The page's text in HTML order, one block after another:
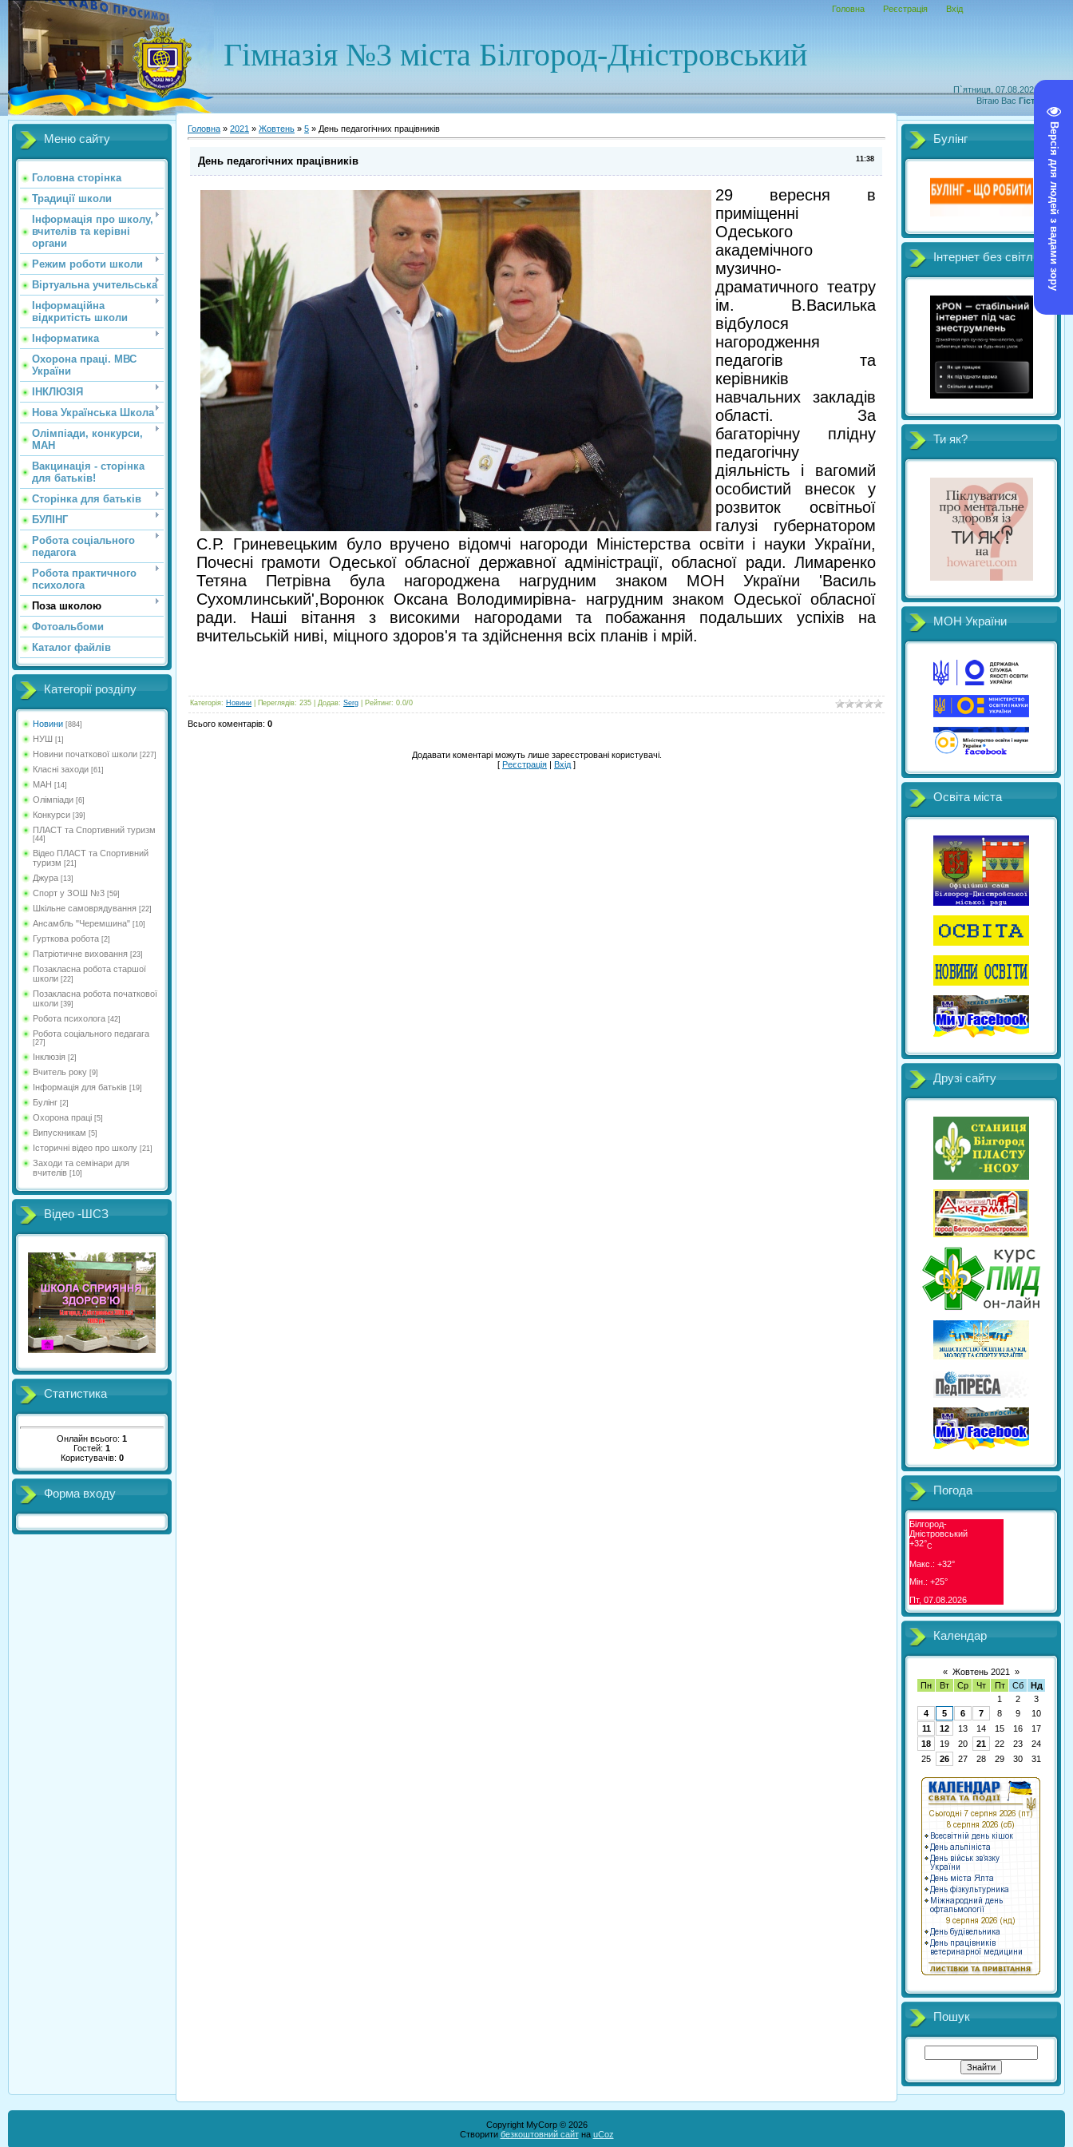
Версія для людей з вадами зору
П`ятниця, 07.08.2026, 21:13
Вітаю Вас Гість
Гімназія №3 міста Білгород-Дністровський
Головна Реєстрація Вхід
Меню сайту
Головна сторінка
Традиції школи
Інформація про школу,
вчителів та керівні
органи
Режим роботи школи
Віртуальна учительська
Інформаційна
відкритість школи
Інформатика
Охорона праці. МВС
України
ІНКЛЮЗІЯ
Нова Українська Школа
Олімпіади, конкурси,
МАН
Вакцинація - сторінка
для батьків!
Сторінка для батьків
БУЛІНГ
Робота соціального
педагога
Робота практичного
психолога
Поза школою
Фотоальбоми
Каталог файлів
Категорії розділу
Новини [884]
НУШ [1]
Новини початкової школи [227]
Класні заходи [61]
МАН [14]
Олімпіади [6]
Конкурси [39]
ПЛАСТ та Спортивний туризм
[44]
Відео ПЛАСТ та Спортивний
туризм [21]
Джура [13]
Спорт у ЗОШ №3 [59]
Шкільне самоврядування [22]
Ансамбль "Черемшина" [10]
Гурткова робота [2]
Патріотичне виховання [23]
Позакласна робота старшої
школи [22]
Позакласна робота початкової
школи [39]
Робота психолога [42]
Робота соціального педагага
[27]
Інклюзія [2]
Вчитель року [9]
Інформація для батьків [19]
Булінг [2]
Охорона праці [5]
Випускникам [5]
Історичні відео про школу [21]
Заходи та семінари для
вчителів [10]
Відео -ШСЗ
Статистика
Онлайн всього: 1
Гостей: 1
Користувачів: 0
Форма входу
Головна » 2021 » Жовтень » 5 » День педагогічних працівників
11:38
День педагогічних працівників
29 вересня в
приміщенні
Одеського
академічного
музично-
драматичного театру
ім. В.Василька
відбулося
нагородження
педагогів та
керівників
навчальних закладів
області. За
багаторічну плідну
педагогічну
діяльність і вагомий
особистий внесок у
розвиток освітньої
галузі губернатором
С.Р. Гриневецьким було вручено відомчі нагороди Міністерства освіти і науки України,
Почесні грамоти Одеської обласної державної адміністрації, обласної ради. Лимаренко
Тетяна Петрівна була нагороджена нагрудним знаком МОН України 'Василь
Сухомлинський',Воронюк Оксана Володимирівна- нагрудним знаком Одеської обласної
ради. Наші вітання з високими нагородами та побажання подальших успіхів на
вчительській ниві, міцного здоров'я та здійснення всіх планів і мрій.
Категорія: Новини Переглядів: 235 | Додав: Serg Рейтинг: 0.0/0
Всього коментарів: 0
Додавати коментарі можуть лише зареєстровані користувачі.
[ Реєстрація | Вхід ]
Булінг
Інтернет без світл
Ти як?
МОН України
Освіта міста
Друзі сайту
Погода
Білгород-
Дністровський
+32°C
Макс.: +32°
Мін.: +25°
Пт, 07.08.2026
Календар
« Жовтень 2021
»
Пн
Вт Ср Чт Пт Сб
Нд
1
2
3
4
5 6 7 8 9
10
11
12 13 14 15 16
17
18
19 20 21 22 23
24
25
26 27 28 29 30 31
Пошук
Copyright MyCorp © 2026
Створити безкоштовний сайтна uCoz